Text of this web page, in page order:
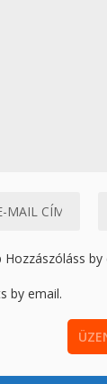
by
by email.